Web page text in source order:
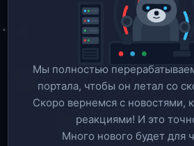
Мы полностью
портала, чтобы он летал со
Скоро вернемся c новостями,
реакциями! И это
Много нового будет для